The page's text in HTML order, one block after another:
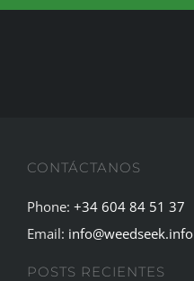
CONTÁCTANOS
Phone: +34 604 84 51 37
Email: info@weedseek.info
POSTS RECIENTES